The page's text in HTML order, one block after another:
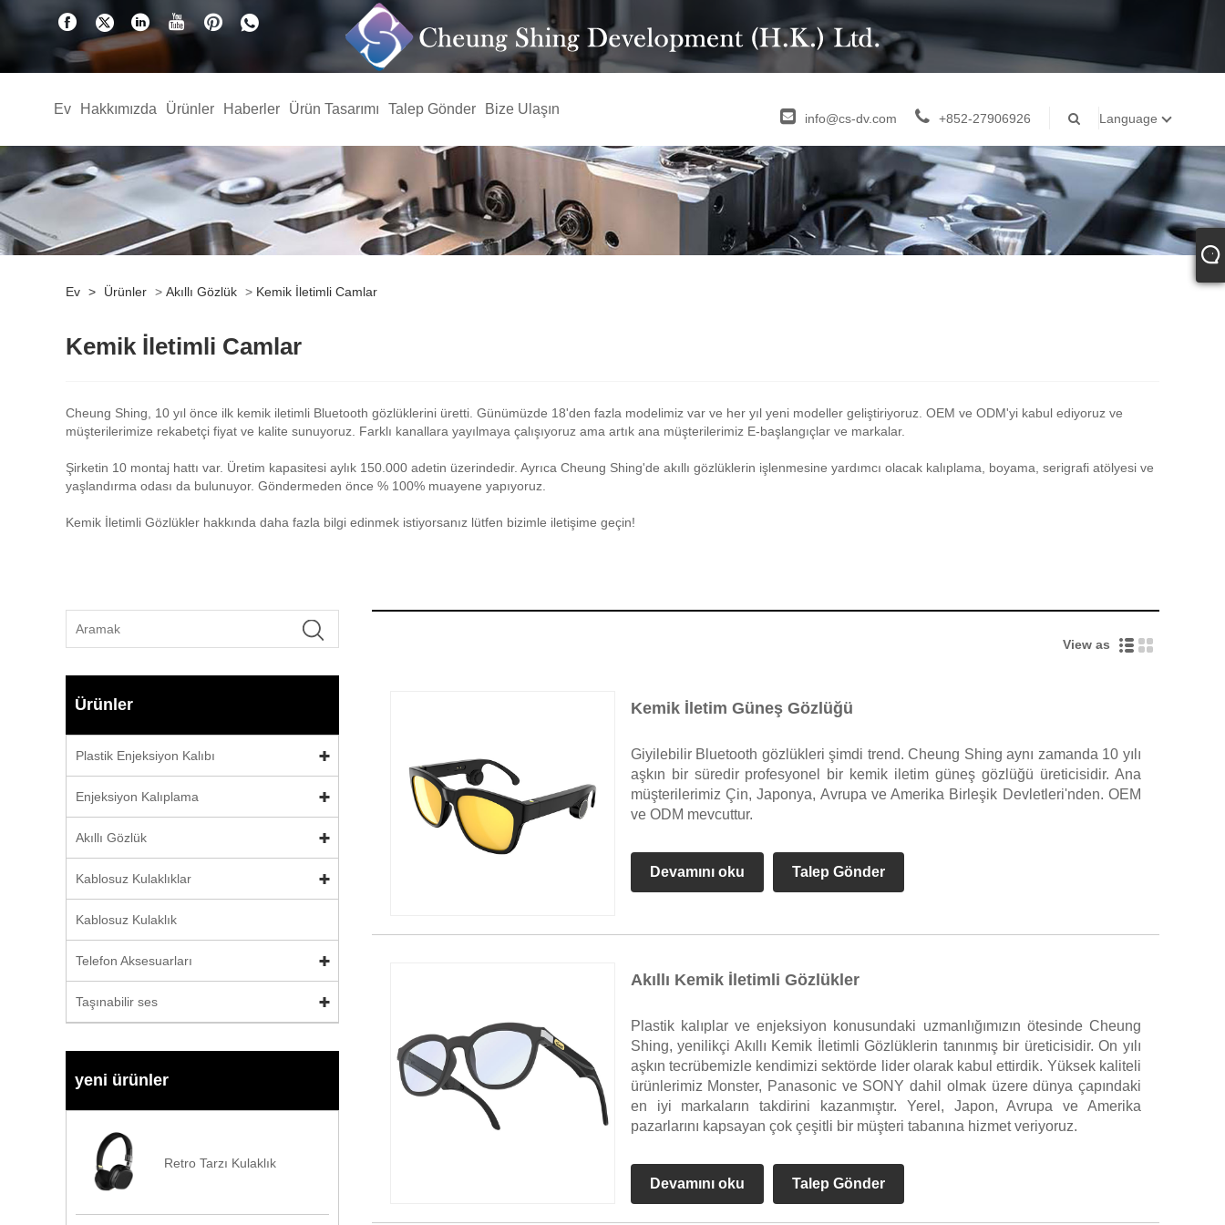
Ev Hakkımızda Ürünler Haberler Ürün Tasarımı Talep Gönder Bize Ulaşın
info@cs-dv.com +852-27906926 Language
Ev > Ürünler > Akıllı Gözlük > Kemik İletimli Camlar
Kemik İletimli Camlar
Cheung Shing, 10 yıl önce ilk kemik iletimli Bluetooth gözlüklerini üretti. Günümüzde 18'den fazla modelimiz var ve her yıl yeni modeller geliştiriyoruz. OEM ve ODM'yi kabul ediyoruz ve
müşterilerimize rekabetçi fiyat ve kalite sunuyoruz. Farklı kanallara yayılmaya çalışıyoruz ama artık ana müşterilerimiz E-başlangıçlar ve markalar.
Şirketin 10 montaj hattı var. Üretim kapasitesi aylık 150.000 adetin üzerindedir. Ayrıca Cheung Shing'de akıllı gözlüklerin işlenmesine yardımcı olacak kalıplama, boyama, serigrafi atölyesi ve
yaşlandırma odası da bulunuyor. Göndermeden önce % 100% muayene yapıyoruz.
Kemik İletimli Gözlükler hakkında daha fazla bilgi edinmek istiyorsanız lütfen bizimle iletişime geçin!
Ürünler
Plastik Enjeksiyon Kalıbı
Enjeksiyon Kalıplama
Akıllı Gözlük
Kablosuz Kulaklıklar
Kablosuz Kulaklık
Telefon Aksesuarları
Taşınabilir ses
yeni ürünler
Retro Tarzı Kulaklık
View as
Kemik İletim Güneş Gözlüğü
Giyilebilir Bluetooth gözlükleri şimdi trend. Cheung Shing aynı zamanda 10 yılı
aşkın bir süredir profesyonel bir kemik iletim güneş gözlüğü üreticisidir. Ana
müşterilerimiz Çin, Japonya, Avrupa ve Amerika Birleşik Devletleri'nden. OEM
ve ODM mevcuttur.
Devamını oku Talep Gönder
Akıllı Kemik İletimli Gözlükler
Plastik kalıplar ve enjeksiyon konusundaki uzmanlığımızın ötesinde Cheung
Shing, yenilikçi Akıllı Kemik İletimli Gözlüklerin tanınmış bir üreticisidir. On yılı
aşkın tecrübemizle kendimizi sektörde lider olarak kabul ettirdik. Yüksek kaliteli
ürünlerimiz Monster, Panasonic ve SONY dahil olmak üzere dünya çapındaki
en iyi markaların takdirini kazanmıştır. Yerel, Japon, Avrupa ve Amerika
pazarlarını kapsayan çok çeşitli bir müşteri tabanına hizmet veriyoruz.
Devamını oku Talep Gönder